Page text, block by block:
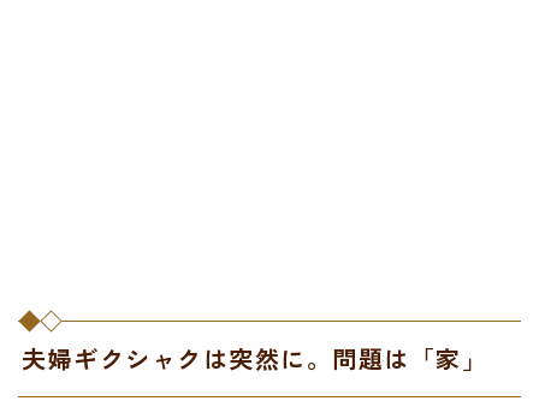
夫婦ギクシャクは突然に。問題は「家」